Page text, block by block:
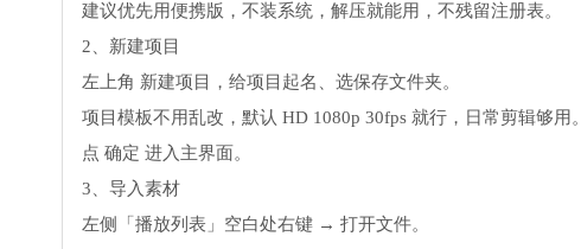
建议优先用便携版，不装系统，解压就能用，不残留注册表。
2、新建项目
左上角 新建项目，给项目起名、选保存文件夹。
项目模板不用乱改，默认 HD 1080p 30fps 就行，日常剪辑够用。
点 确定 进入主界面。
3、导入素材
左侧「播放列表」空白处右键 → 打开文件。